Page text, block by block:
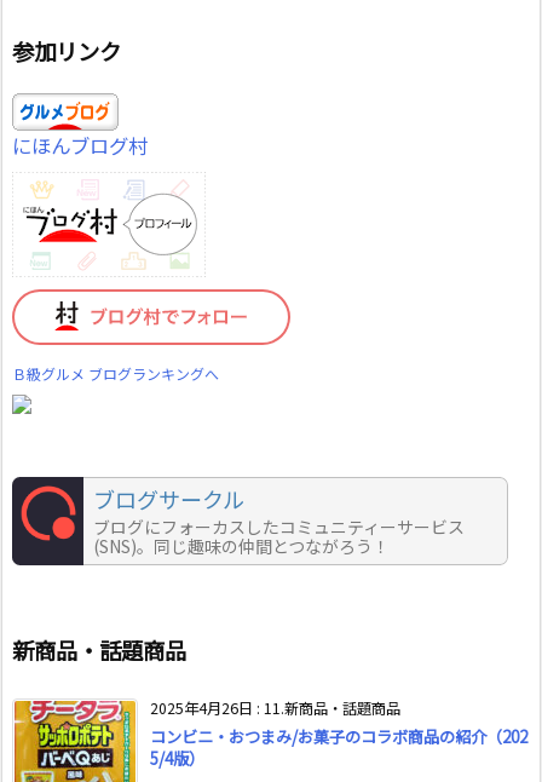
参加リンク
にほんブログ村
Ｂ級グルメ ブログランキングへ
ブログサークル
ブログにフォーカスしたコミュニティーサービス
(SNS)。同じ趣味の仲間とつながろう！
新商品・話題商品
2025年4月26日 : 11.新商品・話題商品
コンビニ・おつまみ/お菓子のコラボ商品の紹介（202
5/4版）